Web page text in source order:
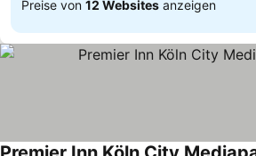
Preise von 12 Websites anzeigen